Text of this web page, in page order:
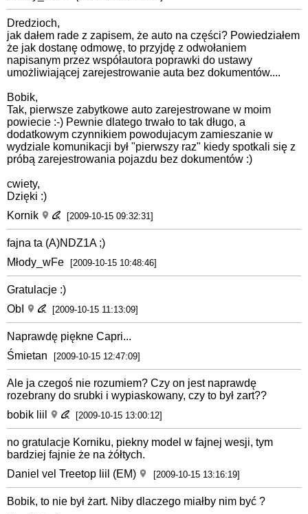
Dredzioch,
jak dałem rade z zapisem, że auto na części? Powiedziałem
że jak dostanę odmowę, to przyjdę z odwołaniem
napisanym przez współautora poprawki do ustawy
umożliwiającej zarejestrowanie auta bez dokumentów....
Bobik,
Tak, pierwsze zabytkowe auto zarejestrowane w moim
powiecie :-) Pewnie dlatego trwało to tak długo, a
dodatkowym czynnikiem powodujacym zamieszanie w
wydziale komunikacji był "pierwszy raz" kiedy spotkali się z
próbą zarejestrowania pojazdu bez dokumentów :)
cwiety,
Dzięki :)
Kornik
[2009-10-15 09:32:31]
fajna ta (A)NDZ1A ;)
Młody_wFe
[2009-10-15 10:48:46]
Gratulacje :)
ObI
[2009-10-15 11:13:09]
Naprawdę piękne Capri...
Śmietan
[2009-10-15 12:47:09]
Ale ja czegoś nie rozumiem? Czy on jest naprawdę
rozebrany do srubki i wypiaskowany, czy to był zart??
bobik liil
[2009-10-15 13:00:12]
no gratulacje Korniku, piekny model w fajnej wesji, tym
bardziej fajnie że na żółtych.
Daniel vel Treetop liil (EM)
[2009-10-15 13:16:19]
Bobik, to nie był żart. Niby dlaczego miałby nim być ?